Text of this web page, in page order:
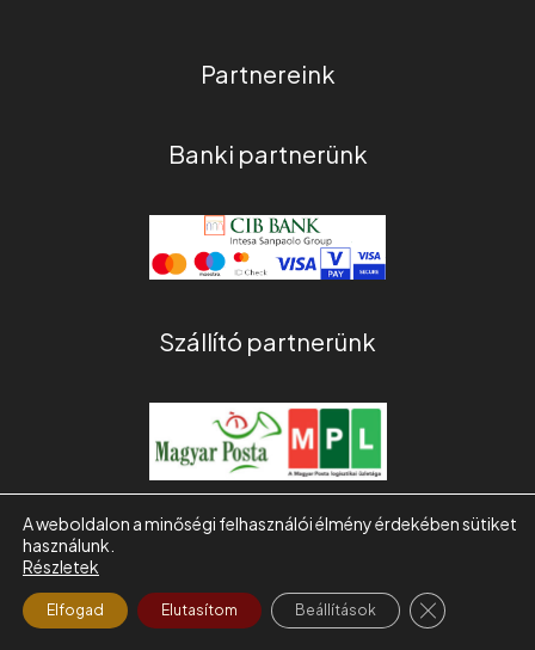
Partnereink
Banki partnerünk
Szállító partnerünk
A weboldalon a minőségi felhasználói élmény érdekében sütiket
használunk.
Részletek
Elfogad Elutasítom Beállítások CLOSE